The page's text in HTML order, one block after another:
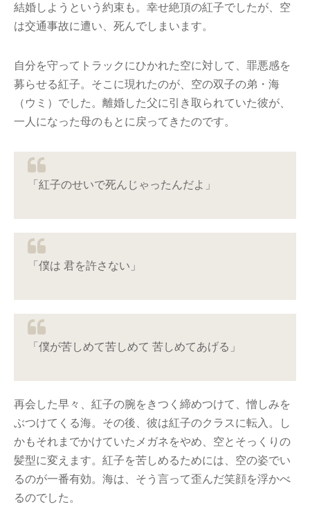
結婚しようという約束も。幸せ絶頂の紅子でしたが、空
は交通事故に遭い、死んでしまいます。
自分を守ってトラックにひかれた空に対して、罪悪感を
募らせる紅子。そこに現れたのが、空の双子の弟・海
（ウミ）でした。離婚した父に引き取られていた彼が、
一人になった母のもとに戻ってきたのです。
「紅子のせいで死んじゃったんだよ」
「僕は 君を許さない」
「僕が苦しめて苦しめて 苦しめてあげる」
再会した早々、紅子の腕をきつく締めつけて、憎しみを
ぶつけてくる海。その後、彼は紅子のクラスに転入。し
かもそれまでかけていたメガネをやめ、空とそっくりの
髪型に変えます。紅子を苦しめるためには、空の姿でい
るのが一番有効。海は、そう言って歪んだ笑顔を浮かべ
るのでした。